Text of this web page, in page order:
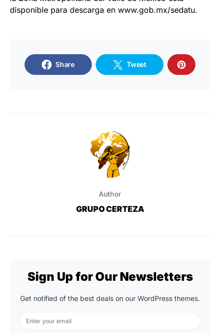
disponible para descarga en www.gob.mx/sedatu.
Share Tweet
Author
GRUPO CERTEZA
Sign Up for Our Newsletters
Get notified of the best deals on our WordPress themes.